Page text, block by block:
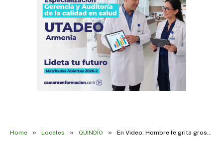
Home » Locales » QUINDÍO » En Video: Hombre le grita groserías a su mamá en plena calle y casi le pega